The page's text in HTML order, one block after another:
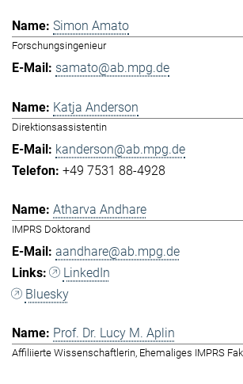
Simon Amato
Forschungsingenieur
samato@ab.mpg.de
Katja Anderson
Direktionsassistentin
kanderson@ab.mpg.de
+49 7531 88-4928
Atharva Andhare
IMPRS Doktorand
aandhare@ab.mpg.de
LinkedIn
Bluesky
Prof. Dr. Lucy M. Aplin
Affiliierte Wissenschaftlerin, Ehemaliges IMPRS